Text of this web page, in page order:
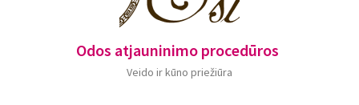
Odos atjauninimo procedūros
Veido ir kūno priežiūra